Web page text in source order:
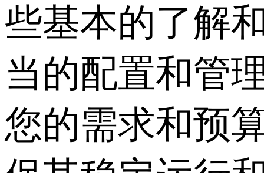
些基本的了解
当的配置和管
您的需求和预